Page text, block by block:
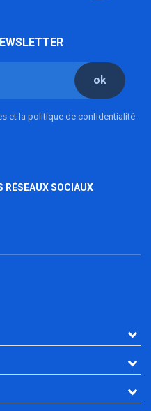
ok
et la politique de confidentialité
RÉSEAUX SOCIAUX